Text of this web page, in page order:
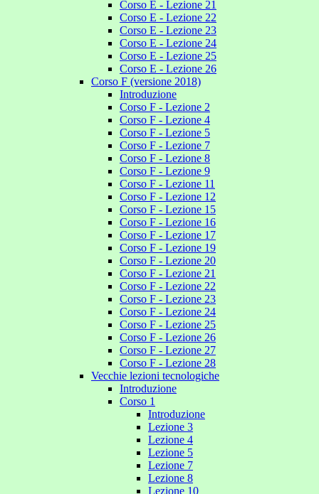
Corso E - Lezione 21
Corso E - Lezione 22
Corso E - Lezione 23
Corso E - Lezione 24
Corso E - Lezione 25
Corso E - Lezione 26
Corso F (versione 2018)
Introduzione
Corso F - Lezione 2
Corso F - Lezione 4
Corso F - Lezione 5
Corso F - Lezione 7
Corso F - Lezione 8
Corso F - Lezione 9
Corso F - Lezione 11
Corso F - Lezione 12
Corso F - Lezione 15
Corso F - Lezione 16
Corso F - Lezione 17
Corso F - Lezione 19
Corso F - Lezione 20
Corso F - Lezione 21
Corso F - Lezione 22
Corso F - Lezione 23
Corso F - Lezione 24
Corso F - Lezione 25
Corso F - Lezione 26
Corso F - Lezione 27
Corso F - Lezione 28
Vecchie lezioni tecnologiche
Introduzione
Corso 1
Introduzione
Lezione 3
Lezione 4
Lezione 5
Lezione 7
Lezione 8
Lezione 10